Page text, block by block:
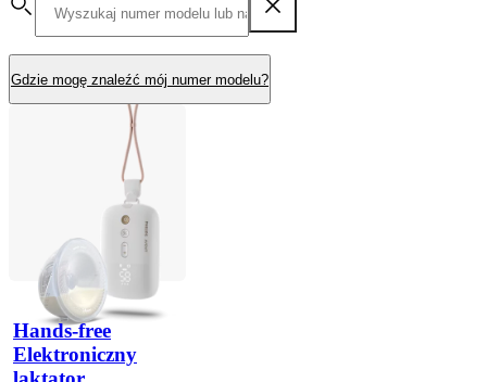
Gdzie mogę znaleźć mój numer modelu?
Hands-free
Elektroniczny